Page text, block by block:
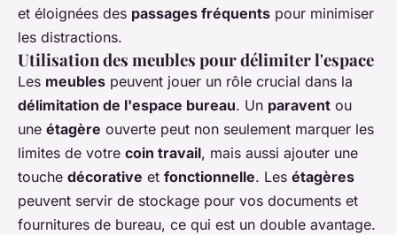
et éloignées des passages fréquents pour minimiser
les distractions.
Utilisation des meubles pour délimiter l'espace
Les meubles peuvent jouer un rôle crucial dans la
délimitation de l'espace bureau. Un paravent ou
une étagère ouverte peut non seulement marquer les
limites de votre coin travail, mais aussi ajouter une
touche décorative et fonctionnelle. Les étagères
peuvent servir de stockage pour vos documents et
fournitures de bureau, ce qui est un double avantage.